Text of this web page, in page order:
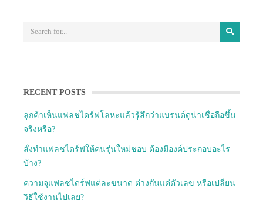
RECENT POSTS
ลูกค้าเห็นแฟลชไดร์ฟโลหะแล้วรู้สึกว่าแบรนด์ดูน่าเชื่อถือขึ้น
จริงหรือ?
สั่งทำแฟลชไดร์ฟให้คนรุ่นใหม่ชอบ ต้องมีองค์ประกอบอะไร
บ้าง?
ความจุแฟลชไดร์ฟแต่ละขนาด ต่างกันแค่ตัวเลข หรือเปลี่ยน
วิธีใช้งานไปเลย?